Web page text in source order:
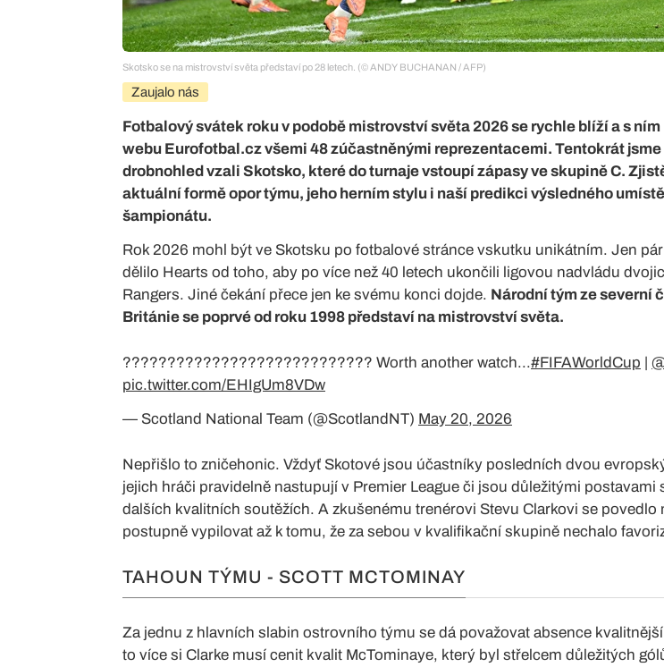
Skotsko se na mistrovství světa představí po 28 letech. (© ANDY BUCHANAN / AFP)
Zaujalo nás
Fotbalový svátek roku v podobě mistrovství světa 2026 se rychle blíží a s
webu Eurofotbal.cz všemi 48 zúčastněnými reprezentacemi. Tentokrát jsme
drobnohled vzali Skotsko, které do turnaje vstoupí zápasy ve skupině C.
aktuální formě opor týmu, jeho herním stylu i naší predikci výsledného
šampionátu.
Rok 2026 mohl být ve Skotsku po fotbalové stránce vskutku unikátním. Jen
dělilo Hearts od toho, aby po více než 40 letech ukončili ligovou nadvládu
Rangers. Jiné čekání přece jen ke svému konci dojde. Národní tým ze severní
Británie se poprvé od roku 1998 představí na mistrovství světa.
???????????????????????????? Worth another watch...#FIFAWorldCup |
pic.twitter.com/EHIgUm8VDw
— Scotland National Team (@ScotlandNT) May 20, 2026
Nepřišlo to zničehonic. Vždyť Skotové jsou účastníky posledních dvou
jejich hráči pravidelně nastupují v Premier League či jsou důležitými postavami
dalších kvalitních soutěžích. A zkušenému trenérovi Stevu Clarkovi se povedlo
postupně vypilovat až k tomu, že za sebou v kvalifikační skupině nechalo
TAHOUN TÝMU - SCOTT MCTOMINAY
Za jednu z hlavních slabin ostrovního týmu se dá považovat absence
to více si Clarke musí cenit kvalit McTominaye, který byl střelcem důležitých